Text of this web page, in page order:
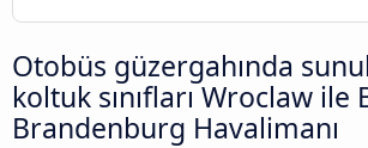
Otobüs güzergahında
koltuk sınıfları Wroclaw ile
Brandenburg Havalimanı